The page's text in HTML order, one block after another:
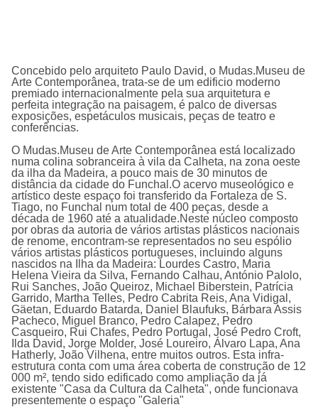
Concebido pelo arquiteto Paulo David, o Mudas.Museu de
Arte Contemporânea, trata-se de um edificio moderno
premiado internacionalmente pela sua arquitetura e
perfeita integração na paisagem, é palco de diversas
exposições, espetáculos musicais, peças de teatro e
conferências.
O Mudas.Museu de Arte Contemporânea está localizado
numa colina sobranceira à vila da Calheta, na zona oeste
da ilha da Madeira, a pouco mais de 30 minutos de
distância da cidade do Funchal.O acervo museológico e
artístico deste espaço foi transferido da Fortaleza de S.
Tiago, no Funchal num total de 400 peças, desde a
década de 1960 até a atualidade.Neste núcleo composto
por obras da autoria de vários artistas plásticos nacionais
de renome, encontram-se representados no seu espólio
vários artistas plásticos portugueses, incluindo alguns
nascidos na Ilha da Madeira: Lourdes Castro, Maria
Helena Vieira da Silva, Fernando Calhau, António Palolo,
Rui Sanches, João Queiroz, Michael Biberstein, Patrícia
Garrido, Martha Telles, Pedro Cabrita Reis, Ana Vidigal,
Gäetan, Eduardo Batarda, Daniel Blaufuks, Bárbara Assis
Pacheco, Miguel Branco, Pedro Calapez, Pedro
Casqueiro, Rui Chafes, Pedro Portugal, José Pedro Croft,
Ilda David, Jorge Molder, José Loureiro, Álvaro Lapa, Ana
Hatherly, João Vilhena, entre muitos outros. Esta infra-
estrutura conta com uma área coberta de construção de 12
000 m², tendo sido edificado como ampliação da já
existente "Casa da Cultura da Calheta", onde funcionava
presentemente o espaço "Galeria"